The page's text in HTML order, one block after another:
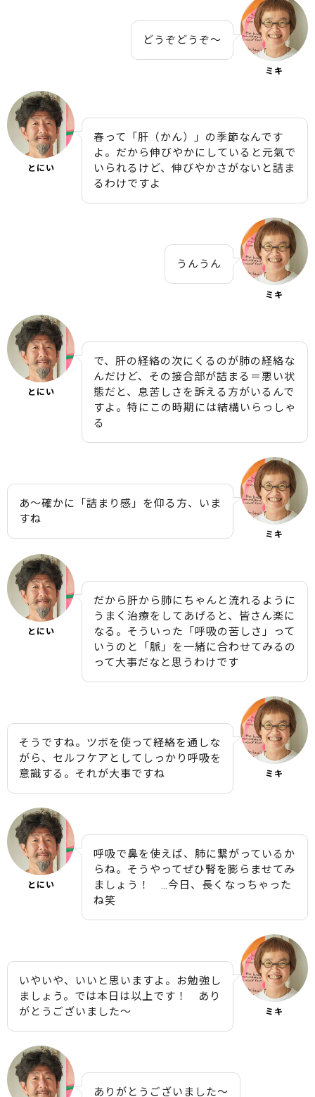
どうぞどうぞ〜
ミキ
とにい
春って「肝（かん）」の季節なんです
よ。だから伸びやかにしていると元氣で
いられるけど、伸びやかさがないと詰ま
るわけですよ
うんうん
ミキ
とにい
で、肝の経絡の次にくるのが肺の経絡な
んだけど、その接合部が詰まる＝悪い状
態だと、息苦しさを訴える方がいるんで
すよ。特にこの時期には結構いらっしゃ
る
あ〜確かに「詰まり感」を仰る方、いま
すね
ミキ
とにい
だから肝から肺にちゃんと流れるように
うまく治療をしてあげると、皆さん楽に
なる。そういった「呼吸の苦しさ」って
いうのと「脈」を一緒に合わせてみるの
って大事だなと思うわけです
そうですね。ツボを使って経絡を通しな
がら、セルフケアとしてしっかり呼吸を
意識する。それが大事ですね
ミキ
とにい
呼吸で鼻を使えば、肺に繋がっているか
らね。そうやってぜひ腎を膨らませてみ
ましょう！ …今日、長くなっちゃった
ね笑
いやいや、いいと思いますよ。お勉強し
ましょう。では本日は以上です！ あり
がとうございました〜
ミキ
ありがとうございました〜